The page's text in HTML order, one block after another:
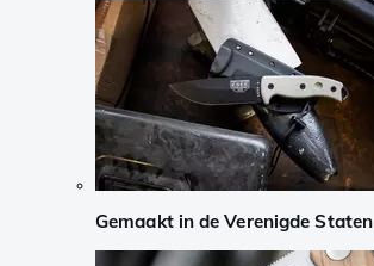
Gemaakt in de Verenigde Staten